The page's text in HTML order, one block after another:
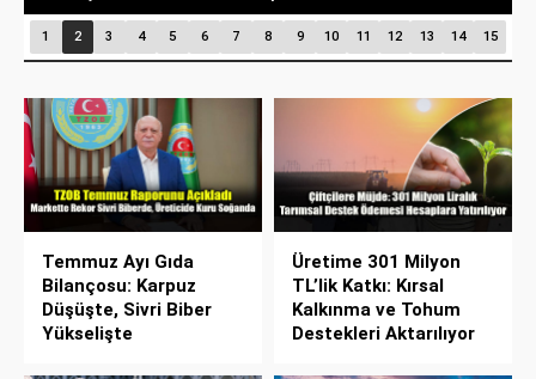
1 2 3 4 5 6 7 8 9 10 11 12 13 14 15
Temmuz Ayı Gıda
Bilançosu: Karpuz
Düşüşte, Sivri Biber
Yükselişte
Üretime 301 Milyon
TL’lik Katkı: Kırsal
Kalkınma ve Tohum
Destekleri Aktarılıyor